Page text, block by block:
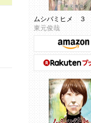
ムシバミヒメ ３
東元俊哉